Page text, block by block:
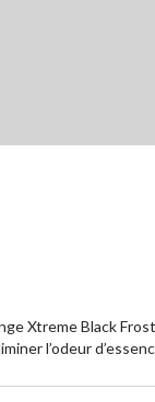
Xtreme Black
l’odeur